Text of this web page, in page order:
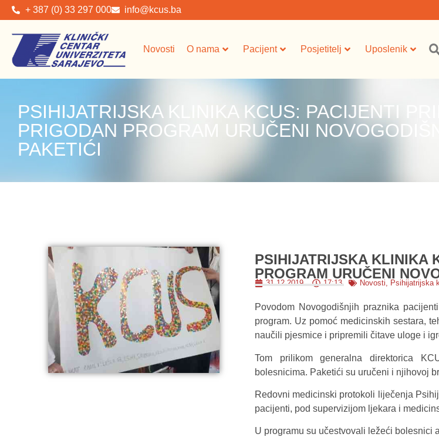
+ 387 (0) 33 297 000 info@kcus.ba
Novosti O nama Pacijent Posjetitelj Uposlenik
PSIHIJATRIJSKA KLINIKA KCUS: PACIJENTI
PRIGODAN PROGRAM URUČENI
PAKETIĆI
PSIHIJATRIJSKA KLINIKA
PROGRAM URUČENI
31.12.2019. 17:13 Novosti, Psihijatrijska
Povodom Novogodišnjih praznika
program. Uz pomoć medicinskih sestara,
naučili pjesmice i pripremili čitave uloge i
Tom prilikom generalna direktorica
bolesnicima. Paketići su uručeni i njihovoj
Redovni medicinski protokoli liječenja
pacijenti, pod supervizijom ljekara i
U programu su učestvovali ležeći